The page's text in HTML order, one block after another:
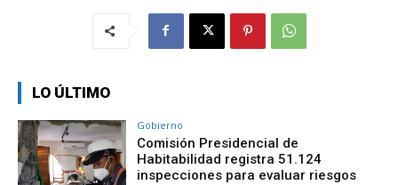
LO ÚLTIMO
Gobierno
Comisión Presidencial de
Habitabilidad registra 51.124
inspecciones para evaluar riesgos